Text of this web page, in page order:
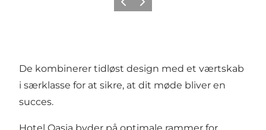
ForrigeNæste
De kombinerer tidløst design med et værtskab
i særklasse for at sikre, at dit møde bliver en
succes.